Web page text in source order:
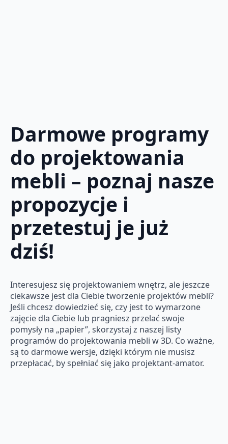
Darmowe programy
do projektowania
mebli – poznaj nasze
propozycje i
przetestuj je już
dziś!
Interesujesz się projektowaniem wnętrz, ale jeszcze
ciekawsze jest dla Ciebie tworzenie projektów mebli?
Jeśli chcesz dowiedzieć się, czy jest to wymarzone
zajęcie dla Ciebie lub pragniesz przelać swoje
pomysły na „papier”, skorzystaj z naszej listy
programów do projektowania mebli w 3D. Co ważne,
są to darmowe wersje, dzięki którym nie musisz
przepłacać, by spełniać się jako projektant-amator.